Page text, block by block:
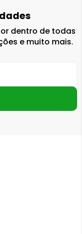
dentro de todas
e muito mais.